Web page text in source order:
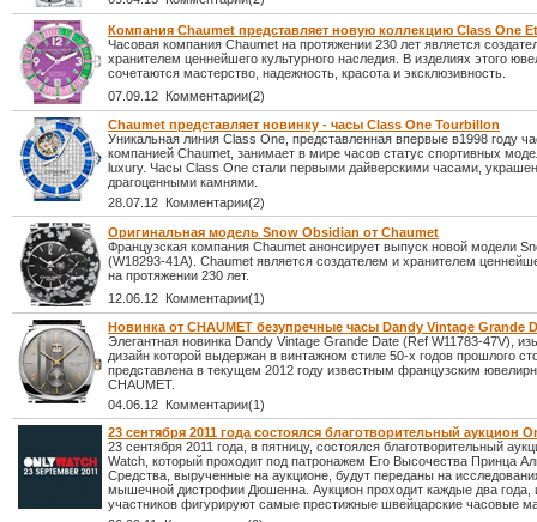
Компания Chaumet представляет новую коллекцию Class One
Часовая компания Chaumet на протяжении 230 лет является
хранителем ценнейшего культурного наследия. В изделиях этого
сочетаются мастерство, надежность, красота и эксклюзивность.
07.09.12 Комментарии(2)
Chaumet представляет новинку - часы Class One Tourbillon
Уникальная линия Class One, представленная впервые в1998 году
компанией Chaumet, занимает в мире часов статус спортивных
luxury. Часы Class One стали первыми дайверскими часами,
драгоценными камнями.
28.07.12 Комментарии(2)
Оригинальная модель Snow Obsidian от Chaumet
Французская компания Chaumet анонсирует выпуск новой модели
(W18293-41A). Chaumet является создателем и хранителем
на протяжении 230 лет.
12.06.12 Комментарии(1)
Новинка от CHAUMET безупречные часы Dandy Vintage Grande
Элегантная новинка Dandy Vintage Grande Date (Ref W11783-47V),
дизайн которой выдержан в винтажном стиле 50-х годов прошлого
представлена в текущем 2012 году известным французским
CHAUMET.
04.06.12 Комментарии(1)
23 сентября 2011 года состоялся благотворительный аукцион
23 сентября 2011 года, в пятницу, состоялся благотворительный
Watch, который проходит под патронажем Его Высочества Принца
Средства, вырученные на аукционе, будут переданы на
мышечной дистрофии Дюшенна. Аукцион проходит каждые два года,
участников фигурируют самые престижные швейцарские часовые